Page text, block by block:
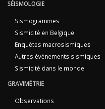
SÉISMOLOGIE
Sismogrammes
Sismicité en Belgique
Enquêtes macrosismiques
Autres événements sismiques
Sismicité dans le monde
GRAVIMÉTRIE
Observations